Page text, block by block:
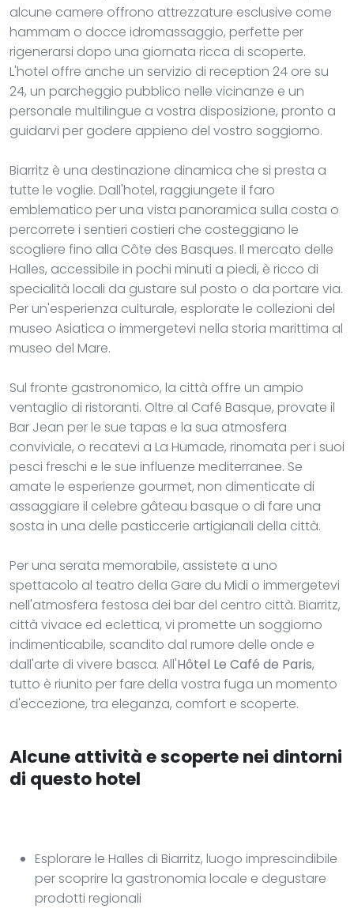
alcune camere offrono attrezzature esclusive come
hammam o docce idromassaggio, perfette per
rigenerarsi dopo una giornata ricca di scoperte.
L'hotel offre anche un servizio di reception 24 ore su
24, un parcheggio pubblico nelle vicinanze e un
personale multilingue a vostra disposizione, pronto a
guidarvi per godere appieno del vostro soggiorno.
Biarritz è una destinazione dinamica che si presta a
tutte le voglie. Dall'hotel, raggiungete il faro
emblematico per una vista panoramica sulla costa o
percorrete i sentieri costieri che costeggiano le
scogliere fino alla Côte des Basques. Il mercato delle
Halles, accessibile in pochi minuti a piedi, è ricco di
specialità locali da gustare sul posto o da portare via.
Per un'esperienza culturale, esplorate le collezioni del
museo Asiatica o immergetevi nella storia marittima al
museo del Mare.
Sul fronte gastronomico, la città offre un ampio
ventaglio di ristoranti. Oltre al Café Basque, provate il
Bar Jean per le sue tapas e la sua atmosfera
conviviale, o recatevi a La Humade, rinomata per i suoi
pesci freschi e le sue influenze mediterranee. Se
amate le esperienze gourmet, non dimenticate di
assaggiare il celebre gâteau basque o di fare una
sosta in una delle pasticcerie artigianali della città.
Per una serata memorabile, assistete a uno
spettacolo al teatro della Gare du Midi o immergetevi
nell'atmosfera festosa dei bar del centro città. Biarritz,
città vivace ed eclettica, vi promette un soggiorno
indimenticabile, scandito dal rumore delle onde e
dall'arte di vivere basca. All'Hôtel Le Café de Paris,
tutto è riunito per fare della vostra fuga un momento
d'eccezione, tra eleganza, comfort e scoperte.
Alcune attività e scoperte nei dintorni
di questo hotel
Esplorare le Halles di Biarritz, luogo imprescindibile
per scoprire la gastronomia locale e degustare
prodotti regionali